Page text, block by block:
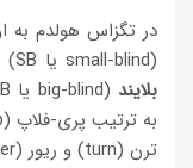
در تگزاس هولدم به
(small-blind یا SB) نامیده می‌شود و به دومین بازیکن
بلایند
ترن (turn) و ریور (river) نامیده می‌شوند.